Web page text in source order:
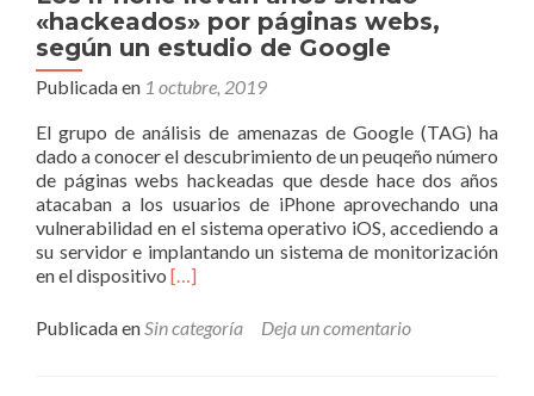
una
casilla
para
la
aceptación
de
«cookies»
«hackeados» por páginas webs,
según un estudio de Google
Publicada en 1 octubre, 2019
El grupo de análisis de amenazas de Google (TAG) ha
dado a conocer el descubrimiento de un peuqeño número
de páginas webs hackeadas que desde hace dos años
atacaban a los usuarios de iPhone aprovechando una
vulnerabilidad en el sistema operativo iOS, accediendo a
su servidor e implantando un sistema de monitorización
en el dispositivo Leer
iPhone
llevan
[…]
Publicada enSin categoría Deja un comentario